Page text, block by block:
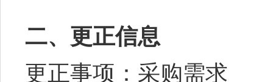
二、更正信息
更正事项：采购需求